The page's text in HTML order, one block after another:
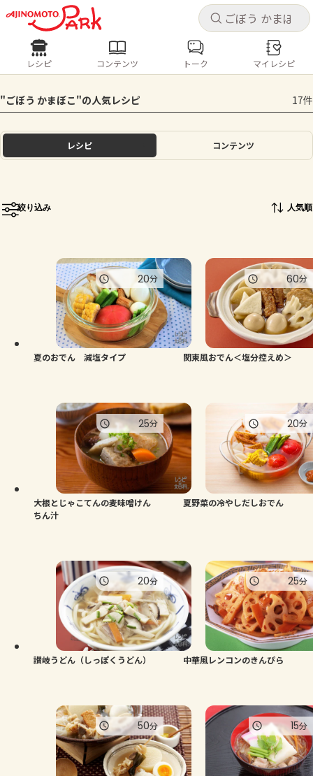
キャ
ログインするとレシピを保存できます
ログイン
ホーム
トーク
よくあるお問い合わせ
お買い物
キャ
レシピ コンテンツ
人気の食材・レシピ
きゅうり なす トマト とうもろこし
ピーマン
レシピ コンテンツ トーク マイレシピ
"ごぼう かまぼこ"の人気レシピ 17件
レシピ コンテンツ
絞り込み 人気順
夏のおでん 減塩タイプ
20分
関東風おでん＜塩分控えめ＞
60分
大根とじゃこてんの麦味噌けん
ちん汁
25分
夏野菜の冷やしだしおでん
20分
讃岐うどん（しっぽくうどん）
20分
中華風レンコンのきんぴら
25分
50分 15分